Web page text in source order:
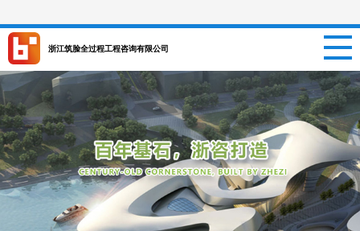
浙江筑脸全过程工程咨询有限公司
网站首页
新闻资讯
项目信息
招聘信息